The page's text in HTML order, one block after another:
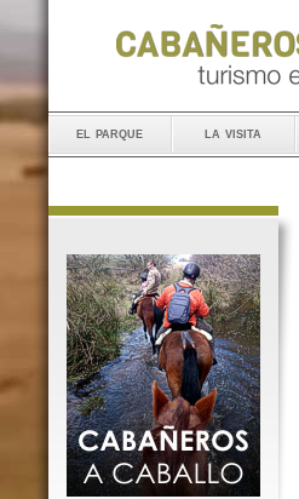
el parque la visita